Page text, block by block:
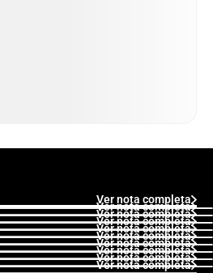
Ver nota completa
Ver nota completa
Ver nota completa
Ver nota completa
Ver nota completa
Ver nota completa
Ver nota completa
Ver nota completa
Ver nota completa
Ver nota completa